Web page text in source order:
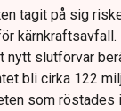
tagit på sig
kärnkraftsavfall.
nytt slutförvar
bli cirka 122
som röstades